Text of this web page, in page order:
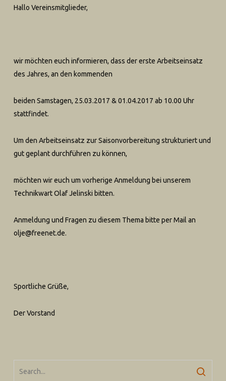
Hallo Vereinsmitglieder,
wir möchten euch informieren, dass der erste Arbeitseinsatz
des Jahres, an den kommenden
beiden Samstagen, 25.03.2017 & 01.04.2017 ab 10.00 Uhr
stattfindet.
Um den Arbeitseinsatz zur Saisonvorbereitung strukturiert und
gut geplant durchführen zu können,
möchten wir euch um vorherige Anmeldung bei unserem
Technikwart Olaf Jelinski bitten.
Anmeldung und Fragen zu diesem Thema bitte per Mail an
olje@freenet.de.
Sportliche Grüße,
Der Vorstand